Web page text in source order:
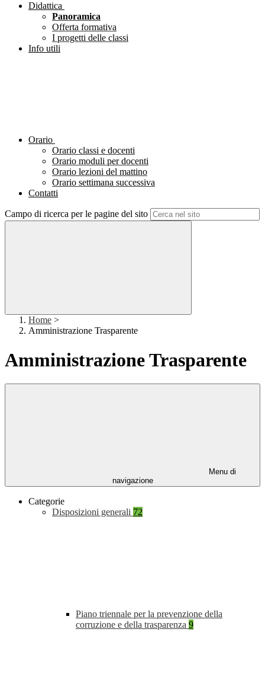
Didattica
Panoramica
Offerta formativa
I progetti delle classi
Info utili
Orario
Orario classi e docenti
Orario moduli per docenti
Orario lezioni del mattino
Orario settimana successiva
Contatti
Campo di ricerca per le pagine del sito
Home >
Amministrazione Trasparente
Amministrazione Trasparente
Menu di
navigazione
Categorie
Disposizioni generali 72
Piano triennale per la prevenzione della
corruzione e della trasparenza 9